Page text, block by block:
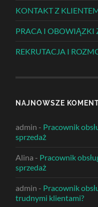
KONTAKT Z
PRACA I OBOWIĄZKI
REKRUTACJA I
NAJNOWSZE
admin - Pracownik
sprzedaż
Alina - Pracownik
sprzedaż
admin - Pracownik
trudnymi klientami?